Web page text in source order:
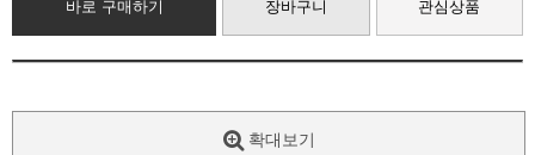
바로 구매하기 장바구니 관심상품
확대보기